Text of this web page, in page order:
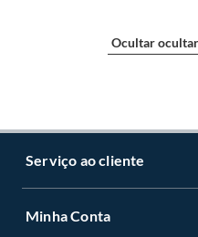
Ocultar
Serviço ao cliente
Centro de ajuda
Minha Conta